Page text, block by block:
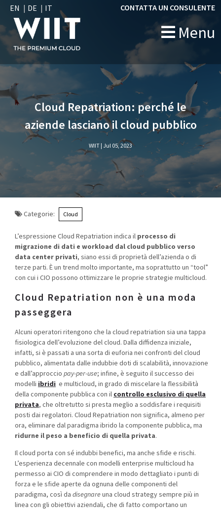
EN DE IT
Menu
CONTATTA UN CONSULENTE
">
Cloud Repatriation: perché le
aziende lasciano il cloud pubblico
WIIT | Jul 05, 2023
Categorie: Cloud
L’espressione Cloud Repatriation indica il processo di
migrazione di dati e workload dal cloud pubblico verso
data center privati, siano essi di proprietà dell’azienda o di
terze parti. È un trend molto importante, ma soprattutto un “tool”
con cui i CIO possono ottimizzare le proprie strategie multicloud.
Cloud Repatriation non è una moda
passeggera
Alcuni operatori ritengono che la cloud repatriation sia una tappa
fisiologica dell’evoluzione del cloud. Dalla diffidenza iniziale,
infatti, si è passati a una sorta di euforia nei confronti del cloud
pubblico, alimentata dalle indubbie doti di scalabilità, innovazione
e dall’approccio pay-per-use; infine, è seguito il successo dei
modelli ibridi e multicloud, in grado di miscelare la flessibilità
della componente pubblica con il controllo esclusivo di quella
privata, che oltretutto si presta meglio a soddisfare i requisiti
posti dai regolatori. Cloud Repatriation non significa, almeno per
ora, eliminare dal paradigma ibrido la componente pubblica, ma
ridurne il peso a beneficio di quella privata.
Il cloud porta con sé indubbi benefici, ma anche sfide e rischi.
L’esperienza decennale con modelli enterprise multicloud ha
permesso ai CIO di comprendere in modo dettagliato i punti di
forza e le sfide aperte da ognuna delle componenti del
paradigma, così da disegnareuna cloud strategy sempre più in
linea con gli obiettivi aziendali, che di fatto comportano un